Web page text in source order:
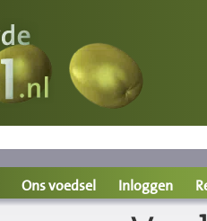
Ons voedsel Inloggen